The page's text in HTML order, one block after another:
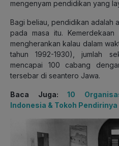
mengenyam pendidikan yang
Bagi beliau, pendidikan adalah
pada masa itu.
mengherankan kalau dalam
tahun 1992-1930), jumlah
mencapai 100 cabang
tersebar di seantero Jawa.
Baca Juga:10
Indonesia & Tokoh Pendirinya